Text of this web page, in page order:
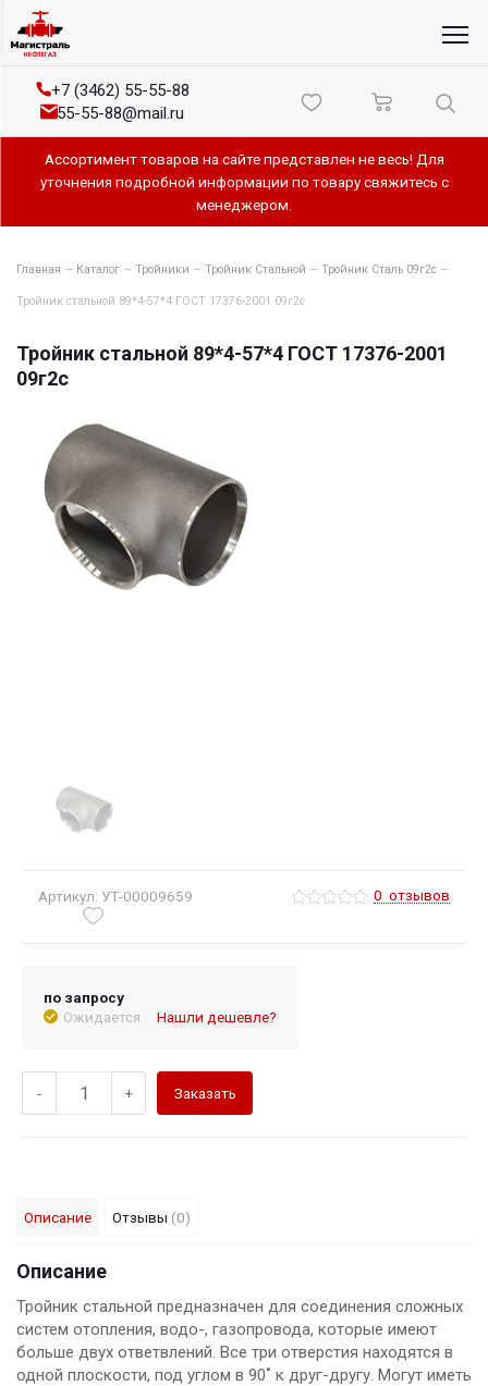
+7 (3462) 55-55-88
55-55-88@mail.ru
Ассортимент товаров на сайте представлен не весь! Для
уточнения подробной информации по товару свяжитесь с
менеджером.
Главная — Каталог — Тройники — Тройник Стальной — Тройник Сталь 09г2с —
Тройник стальной 89*4-57*4 ГОСТ 17376-2001 09г2с
Тройник стальной 89*4-57*4 ГОСТ 17376-2001
09г2с
Артикул: УТ-00009659 0 отзывов
по запросу
Ожидается
Нашли дешевле?
- + Заказать
Описание Отзывы (0)
Описание
Тройник стальной предназначен для соединения сложных
систем отопления, водо-, газопровода, которые имеют
больше двух ответвлений. Все три отверстия находятся в
одной плоскости, под углом в 90˚ к друг-другу. Могут иметь